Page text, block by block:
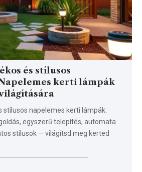
és stílusos
kerti lámpák
stílusos napelemes kerti lámpák:
egyszerű telepítés, automata
stílusok — világítsd meg kerted